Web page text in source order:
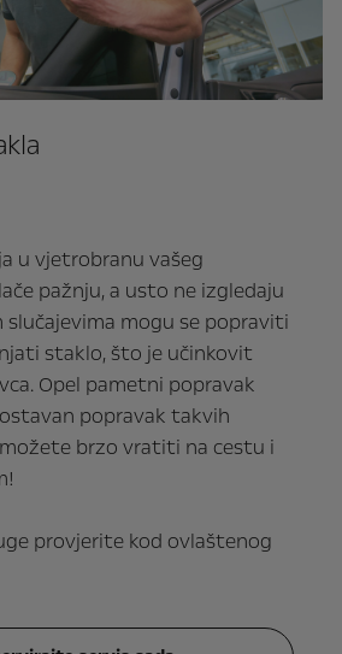
u vjetrobranu vašeg
pažnju, a usto ne izgledaju
slučajevima mogu se popraviti
staklo, što je učinkovit
Opel pametni popravak
popravak takvih
brzo vratiti na cestu i
provjerite kod ovlaštenog